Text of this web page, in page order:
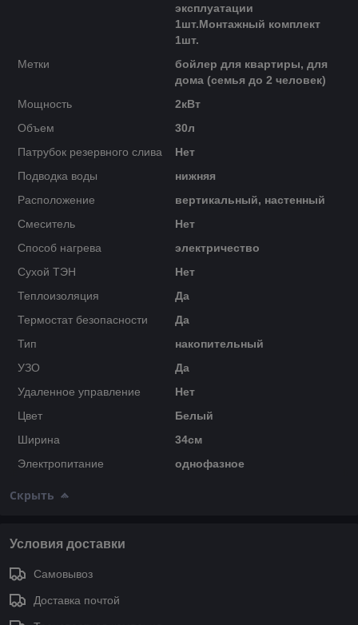
эксплуатации
1шт.Монтажный комплект
1шт.
Метки
бойлер для квартиры, для
дома (семья до 2 человек)
Мощность
2кВт
Объем
30л
Патрубок резервного слива
Нет
Подводка воды
нижняя
Расположение
вертикальный, настенный
Смеситель
Нет
Способ нагрева
электричество
Сухой ТЭН
Нет
Теплоизоляция
Да
Термостат безопасности
Да
Тип
накопительный
УЗО
Да
Удаленное управление
Нет
Цвет
Белый
Ширина
34см
Электропитание
однофазное
Скрыть
Условия доставки
Самовывоз
Доставка почтой